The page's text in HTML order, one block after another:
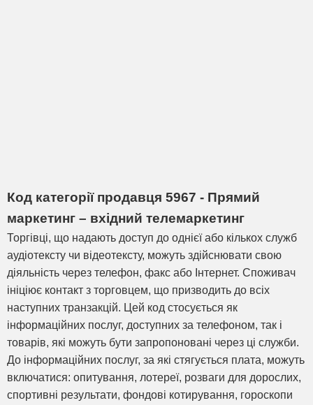
Код категорії продавця 5967 - Прямий
маркетинг – вхідний телемаркетинг
Торгівці, що надають доступ до однієї або кількох служб
аудіотексту чи відеотексту, можуть здійснювати свою
діяльність через телефон, факс або Інтернет. Споживач
ініціює контакт з торговцем, що призводить до всіх
наступних транзакцій. Цей код стосується як
інформаційних послуг, доступних за телефоном, так і
товарів, які можуть бути запропоновані через ці служби.
До інформаційних послуг, за які стягується плата, можуть
включатися: опитування, лотереї, розваги для дорослих,
спортивні результати, фондові котирування, гороскопи